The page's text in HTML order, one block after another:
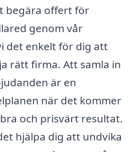
begära offert för
genom vår
det enkelt för dig att
rätt firma. Att samla in
är en
när det kommer
och prisvärt resultat.
hjälpa dig att undvika